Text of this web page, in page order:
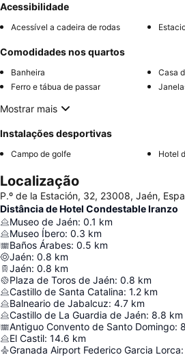
Acessibilidade
Acessível a cadeira de rodas
Comodidades nos quartos
Banheira
Casa
Ferro e tábua de passar
Mostrar mais
Instalações desportivas
Campo de golfe Hotel
Localização
P.º de la Estación, 32, 23008, Jaén,
Distância de Hotel Condestable Iranzo
Museo de Jaén: 0.1 km
Museo Íbero: 0.3 km
Baños Árabes: 0.5 km
Jaén: 0.8 km
Jaén: 0.8 km
Plaza de Toros de Jaén: 0.8 km
Castillo de Santa Catalina: 1.2 km
Balneario de Jabalcuz: 4.7 km
Castillo de La Guardia de Jaén: 8.8 km
Antiguo Convento de Santo Domingo:
El Castil: 14.6 km
Granada Airport Federico Garcia Lorca: